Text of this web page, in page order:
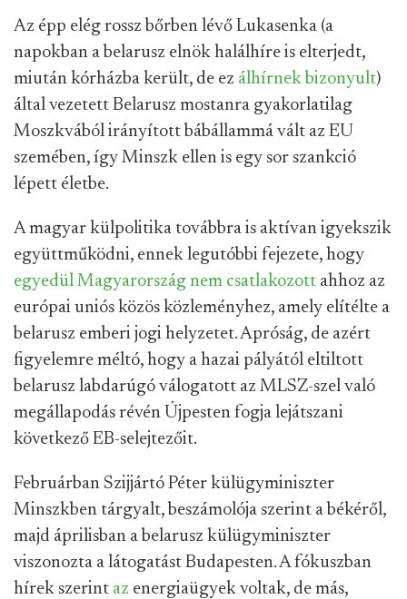
Az épp elég rossz bőrben lévő Lukasenka (a
napokban a belarusz elnök halálhíre is elterjedt,
miután kórházba került, de ez álhírnek bizonyult)
által vezetett Belarusz mostanra gyakorlatilag
Moszkvából irányított bábállammá vált az EU
szemében, így Minszk ellen is egy sor szankció
lépett életbe.
A magyar külpolitika továbbra is aktívan igyekszik
együttműködni, ennek legutóbbi fejezete, hogy
egyedül Magyarország nem csatlakozott ahhoz az
európai uniós közös közleményhez, amely elítélte a
belarusz emberi jogi helyzetet. Apróság, de azért
figyelemre méltó, hogy a hazai pályától eltiltott
belarusz labdarúgó válogatott az MLSZ-szel való
megállapodás révén Újpesten fogja lejátszani
következő EB-selejtezőit.
Februárban Szijjártó Péter külügyminiszter
Minszkben tárgyalt, beszámolója szerint a békéről,
majd áprilisban a belarusz külügyminiszter
viszonozta a látogatást Budapesten. A fókuszban
hírek szerint az energiaügyek voltak, de más,